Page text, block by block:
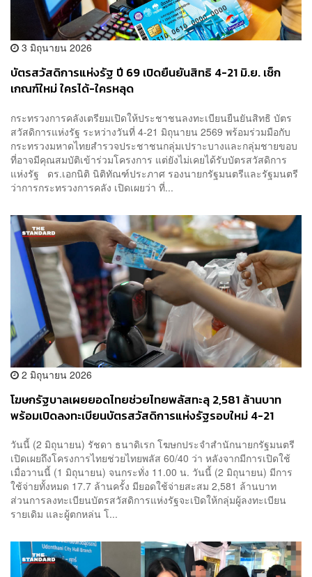
3 มิถุนายน 2026
บัตรสวัสดิการแห่งรัฐ ปี 69 เปิดยืนยันสิทธิ 4-21 มิ.ย. เช็ก
เกณฑ์ใหม่ ใครได้-ใครหลุด
กระทรวงการคลังเตรียมเปิดให้ประชาชนลงทะเบียนยืนยันสิทธิ บัตร
สวัสดิการแห่งรัฐ ระหว่างวันที่ 4-21 มิถุนายน 2569 พร้อมร่วมมือกับ
กระทรวงมหาดไทยสำรวจประชาชนกลุ่มเปราะบางและกลุ่มชายขอบ
ที่อาจมีคุณสมบัติเข้าร่วมโครงการ แต่ยังไม่เคยได้รับบัตรสวัสดิการ
แห่งรัฐ ดร.เอกนิติ นิติทัณฑ์ประภาศ รองนายกรัฐมนตรีและรัฐมนตรี
ว่าการกระทรวงการคลัง เปิดเผยว่า ที่...
2 มิถุนายน 2026
โฆษกรัฐบาลเผยยอดไทยช่วยไทยพลัสทะลุ 2,581 ล้านบาท
พร้อมเปิดลงทะเบียนบัตรสวัสดิการแห่งรัฐรอบใหม่ 4-21
วันนี้ (2 มิถุนายน) รัชดา ธนาดิเรก โฆษกประจำสำนักนายกรัฐมนตรี
เปิดเผยถึงโครงการไทยช่วยไทยพลัส 60/40 ว่า หลังจากมีการเปิดใช้
เมื่อวานนี้ (1 มิถุนายน) จนกระทั่ง 11.00 น. วันนี้ (2 มิถุนายน) มีการ
ใช้จ่ายทั้งหมด 17.7 ล้านครั้ง มียอดใช้จ่ายสะสม 2,581 ล้านบาท
ส่วนการลงทะเบียนบัตรสวัสดิการแห่งรัฐจะเปิดให้กลุ่มผู้ลงทะเบียน
รายเดิม และผู้ตกหล่น โ...